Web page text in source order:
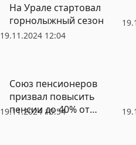
19.11.2024 12:04
На Урале стартовал
горнолыжный сезон
19.11.2024 10:54
Союз пенсионеров
призвал повысить
пенсии до 40% от